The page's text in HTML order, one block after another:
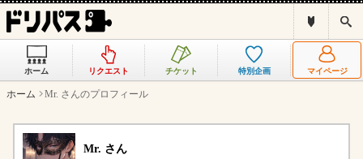
リ
ス
と
索
ホーム リクエスト チケット 特別企画 マイページ
ホーム Mr. さんのプロフィール
Mr. さん